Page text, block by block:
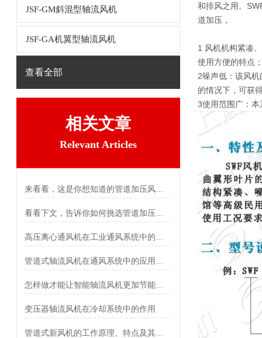
JSF-GM斜混型轴流风机
JSF-GA机翼型轴流风机
查看全部
相关文章
Relevant Articles
变压器轴流风机在冷却系统中的作用
和排风之用。
道加压，
1 风机机构紧凑
使用方便的特点
2噪声低：该风
的情况下，可获
3使用范围广：